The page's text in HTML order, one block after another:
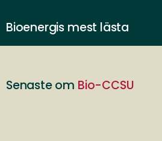
Bioenergis mest lästa
Senaste om Bio-CCSU